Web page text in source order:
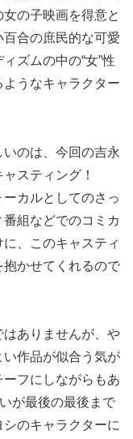
の子映画を得意と
合の庶民的な可愛
ズムの中の“女”性
うなキャラクター
のは、今回の吉永
ャスティング！
ーカルとしてのさっ
組などでのコミカ
、このキャスティ
かせてくれるので
ありませんが、や
作品が似合う気が
フにしながらもあ
が最後の最後まで
のキャラクターに